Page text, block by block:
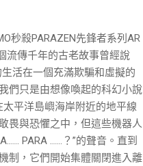
秒殺PARAZEN先鋒者系列AR
流傳千年的古老故事曾經說
活在一個充滿欺騙和虛擬的
們只是由想像喚起的科幻小說
平洋島嶼海岸附近的地平線
畏與恐懼之中，但這些機器人
PARA ……？”的聲音。直到
制，它們開始集體關閉進入離